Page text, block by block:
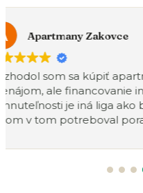
Apartmany Zakovce
som sa kúpiť
ale financovanie
je iná liga ako
v tom potreboval
z prenájmu, ako naň
to celé nastaviť tak, aby